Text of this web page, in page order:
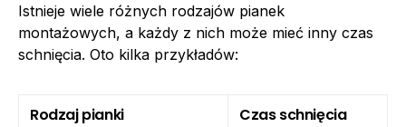
Istnieje wiele różnych rodzajów pianek
montażowych, a każdy z nich może mieć inny czas
schnięcia. Oto kilka przykładów:
Rodzaj pianki Czas schnięcia